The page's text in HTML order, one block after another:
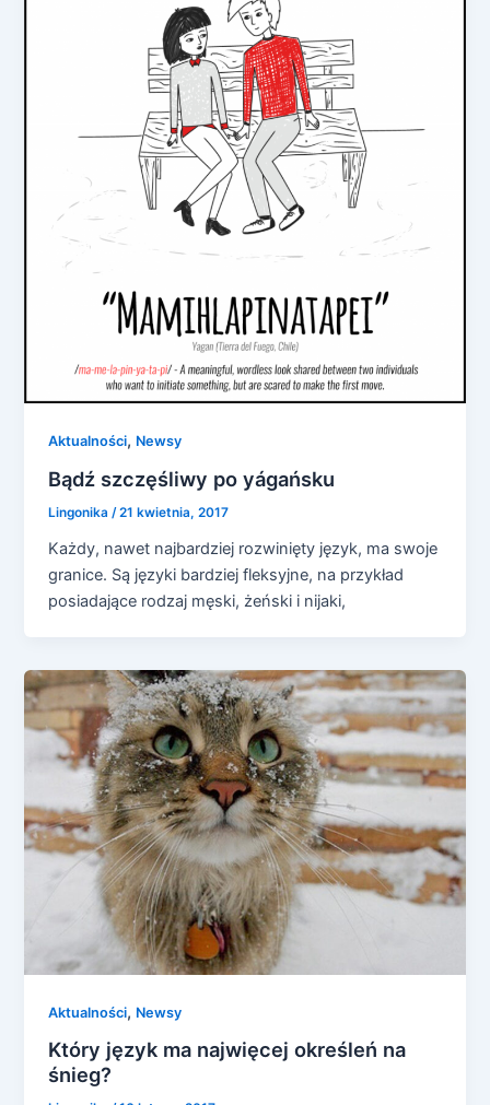
Aktualności, Newsy
Bądź szczęśliwy po yágańsku
Lingonika /21 kwietnia, 2017
Każdy, nawet najbardziej rozwinięty język, ma swoje
granice. Są języki bardziej fleksyjne, na przykład
posiadające rodzaj męski, żeński i nijaki,
Aktualności, Newsy
Który język ma najwięcej określeń na
śnieg?